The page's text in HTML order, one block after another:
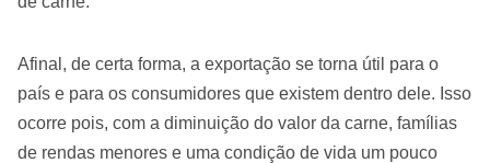
Afinal, de certa forma, a exportação se torna útil para o
país e para os consumidores que existem dentro dele. Isso
ocorre pois, com a diminuição do valor da carne, famílias
de rendas menores e uma condição de vida um pouco